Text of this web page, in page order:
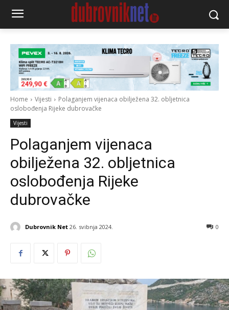
Home Vijesti
Polaganjem vijenaca obilježena 32. obljetnica
oslobođenja Rijeke dubrovačke
Vijesti
Polaganjem vijenaca
obilježena 32. obljetnica
oslobođenja Rijeke
dubrovačke
Dubrovnik Net 26. svibnja 2024. 0